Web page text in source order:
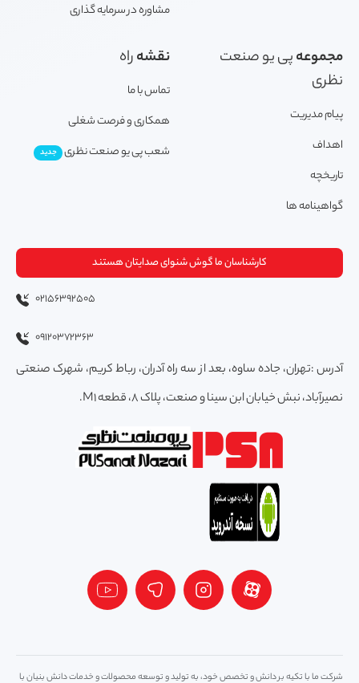
مشاوره در سرمایه گذاری
مجموعهپی یو صنعت
نظری
پیام مدیریت
اهداف
تاریخچه
گواهینامه ها
نقشهراه
تماس با ما
همکاری و فرصت شغلی
شعب پی یو صنعت نظری جدید
کارشناسان ما گوش شنوای صدایتان هستند
02156392505
09120372363
آدرس :تهران، جاده ساوه، بعد از سه راه آدران، رباط کریم، شهرک صنعتی
نصیرآباد، نبش خیابان ابن سینا و صنعت، پلاک 8، قطعه M1.
شرکت ما با تکیه بر دانش و تخصص خود، به تولید و توسعه محصولات و خدمات دانش بنیان با